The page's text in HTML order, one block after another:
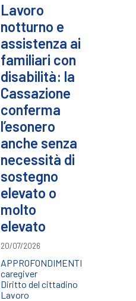
Lavoro
notturno e
assistenza ai
familiari con
disabilità: la
Cassazione
conferma
l’esonero
anche senza
necessità di
sostegno
elevato o
molto
elevato
20/07/2026
APPROFONDIMENTI
caregiver
Diritto del cittadino
Lavoro